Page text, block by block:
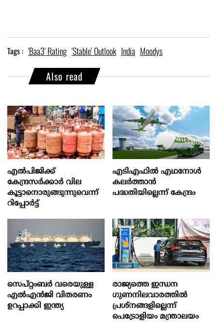
Tags : 'Baa3' Rating 'Stable' Outlook India Moodys
Also read
എല്‍പിജിക്ക്
കേന്ദ്രസർക്കാർ വില
കൂട്ടാനൊരുങ്ങുന്നുവെന്ന്
റിപ്പോർട്ട്
എടിഎഫില്‍ എഥനോള്‍
കലര്‍ത്താന്‍
പദ്ധതിയില്ലെന്ന് കേന്ദ്രം
സെപ്റ്റംബർ വരെയുള്ള
എൽഎൻജി വിതരണം
ഉറപ്പാക്കി ഇന്ത്യ
രാജ്യത്തെ ഇന്ധന
ഗുണനിലവാരത്തില്‍
പ്രശ്‌നങ്ങളില്ലെന്ന്
പെട്രോളിയം മന്ത്രാലയം